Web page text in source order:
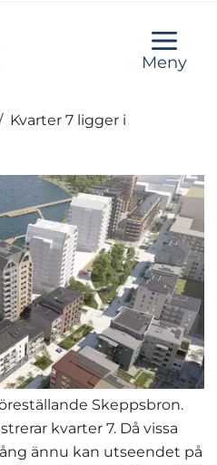
Meny
Kvarter 7 ligger i
Skeppsbron.
kvarter 7. Då vissa
ännu kan utseendet på